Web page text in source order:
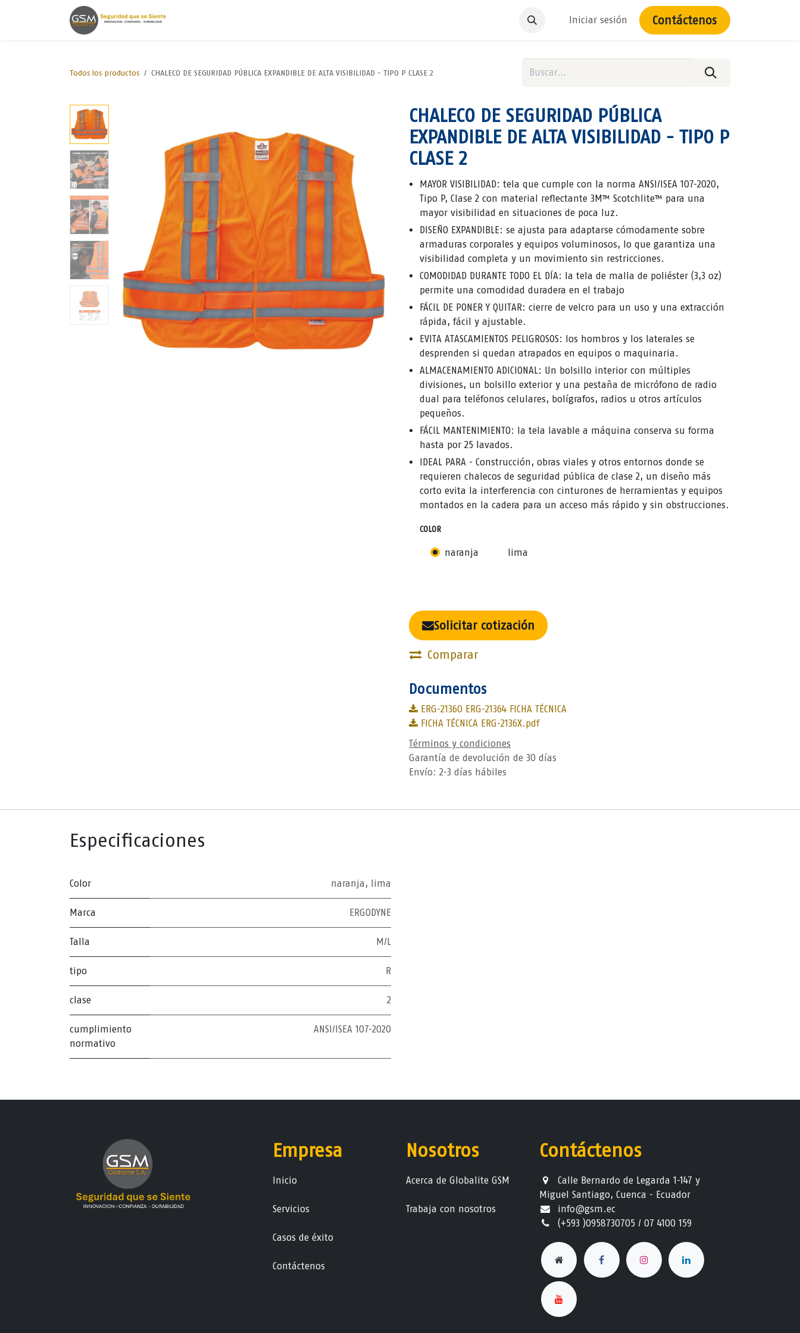
Ir al contenido
Iniciar sesión Contáctenos
Todos los productos CHALECO DE SEGURIDAD PÚBLICA EXPANDIBLE DE ALTA VISIBILIDAD - TIPO P CLASE 2
CHALECO DE SEGURIDAD PÚBLICA
EXPANDIBLE DE ALTA VISIBILIDAD - TIPO P
CLASE 2
MAYOR VISIBILIDAD: tela que cumple con la norma ANSI/ISEA 107-2020,
Tipo P, Clase 2 con material reflectante 3M™ Scotchlite™ para una
mayor visibilidad en situaciones de poca luz.
DISEÑO EXPANDIBLE: se ajusta para adaptarse cómodamente sobre
armaduras corporales y equipos voluminosos, lo que garantiza una
visibilidad completa y un movimiento sin restricciones.
COMODIDAD DURANTE TODO EL DÍA: la tela de malla de poliéster (3,3 oz)
permite una comodidad duradera en el trabajo
FÁCIL DE PONER Y QUITAR: cierre de velcro para un uso y una extracción
rápida, fácil y ajustable.
EVITA ATASCAMIENTOS PELIGROSOS: los hombros y los laterales se
desprenden si quedan atrapados en equipos o maquinaria.
ALMACENAMIENTO ADICIONAL: Un bolsillo interior con múltiples
divisiones, un bolsillo exterior y una pestaña de micrófono de radio
dual para teléfonos celulares, bolígrafos, radios u otros artículos
pequeños.
FÁCIL MANTENIMIENTO: la tela lavable a máquina conserva su forma
hasta por 25 lavados.
IDEAL PARA - Construcción, obras viales y otros entornos donde se
requieren chalecos de seguridad pública de clase 2, un diseño más
corto evita la interferencia con cinturones de herramientas y equipos
montados en la cadera para un acceso más rápido y sin obstrucciones.
COLOR
naranja lima
Solicitar cotización
Comparar
Documentos
ERG-21360 ERG-21364 FICHA TÉCNICA
FICHA TÉCNICA ERG-2136X.pdf
Términos y condiciones
Garantía de devolución de 30 días
Envío: 2-3 días hábiles
Especificaciones
Color naranja , lima
Marca ERGODYNE
Talla M/L
tipo R
clase 2
cumplimiento
normativo
ANSI/ISEA 107-2020
Contáctenos
Calle Bernardo de Legarda 1-147 y
Miguel Santiago, Cuenca - Ecuador
info@gsm.ec​
(+593 )0958730705 / 07 4100 159
Empresa
Ini​ci​o
Servicios
Casos de éxito
Contáctenos
Nosotros
Acerca de Globalite GSM
Trabaja con nosotros